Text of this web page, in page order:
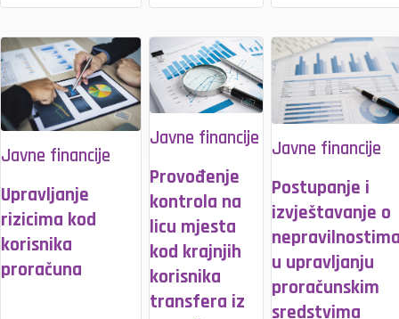
Javne financije
Upravljanje
rizicima kod
korisnika
proračuna
Javne financije
Provođenje
kontrola na
licu mjesta
kod krajnjih
korisnika
transfera iz
Javne financije
Postupanje i
izvještavanje o
u upravljanju
proračunskim
sredstvima